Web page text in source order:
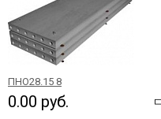
ПНО28.15 8
0.00 руб.